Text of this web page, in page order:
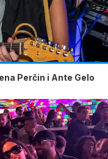
Perčin i Ante Gelo